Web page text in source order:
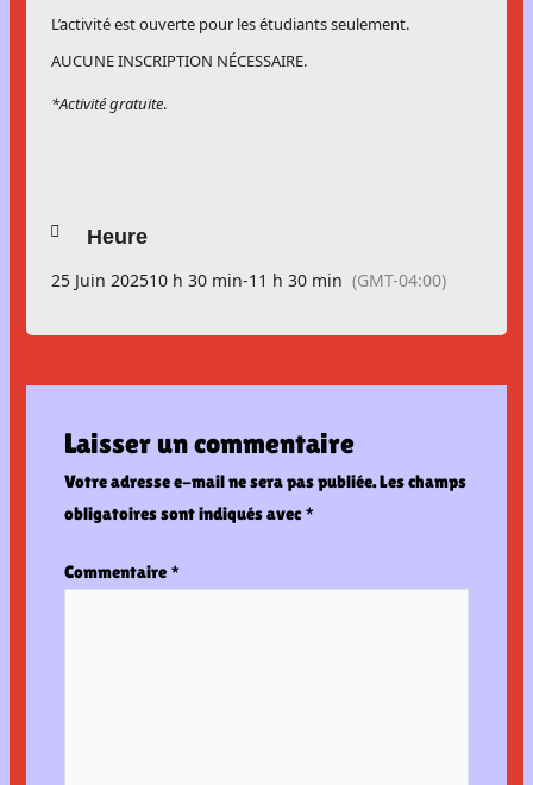
L’activité est ouverte pour les étudiants seulement.
AUCUNE INSCRIPTION NÉCESSAIRE.
*Activité gratuite.
Heure
25 Juin 202510 h 30 min-11 h 30 min (GMT-04:00)
Laisser un commentaire
Votre adresse e-mail ne sera pas publiée. Les champs
obligatoires sont indiqués avec*
Commentaire *